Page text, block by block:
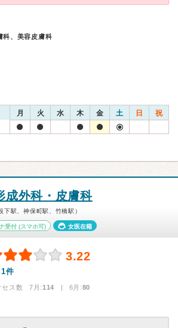
科、美容皮膚科
月 火 水 木 金 土 日 祝
成外科・皮膚科
駅、神保町駅、竹橋駅）
受付(スマホ可) 女医在籍
3.22
1件
セス数 7月:114 | 6月:80